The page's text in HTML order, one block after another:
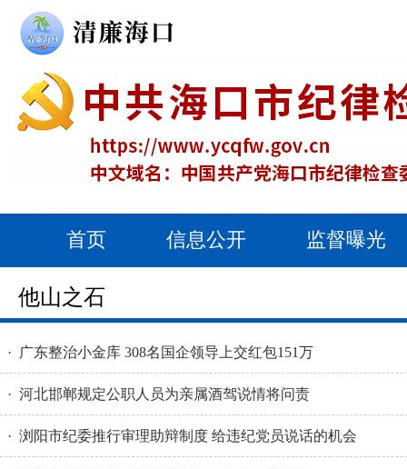
首页 信息公开 监督曝光
他山之石
· 广东整治小金库 308名国企领导上交红包151万
· 河北邯郸规定公职人员为亲属酒驾说情将问责
· 浏阳市纪委推行审理助辩制度 给违纪党员说话的机会